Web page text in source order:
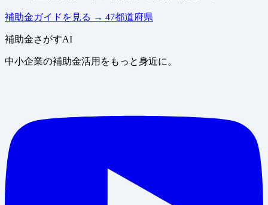
補助金ガイドを見る → 47都道府県
補助金さがすAI
中小企業の補助金活用をもっと身近に。